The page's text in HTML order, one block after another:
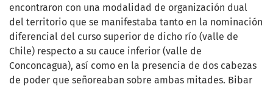
encontraron con una modalidad de organización dual
del territorio que se manifestaba tanto en la nominación
diferencial del curso superior de dicho río (valle de
Chile) respecto a su cauce inferior (valle de
Conconcagua), así como en la presencia de dos cabezas
de poder que señoreaban sobre ambas mitades. Bibar